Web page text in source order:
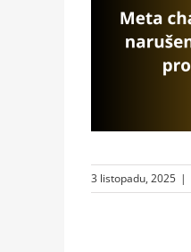
3 listopadu, 2025 |